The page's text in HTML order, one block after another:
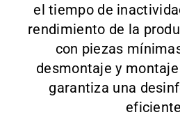
el tiempo de
rendimiento de la
con piezas
desmontaje y
garantiza una